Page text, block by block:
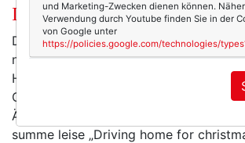
Ich lieb’s, wenn sie nach
Das „Empty Nest“ war für mich nie ein
natürlich freue ich mich, wenn meine
Hause kommen – an Weihnachten
Gerade, während ich diesen Text
Ältester im Flixbux von Wien nach
summe leise „Driving home for
und Marketing-Zwecken dienen können.
Verwendung durch Youtube finden Sie in der
von Google unter
https://policies.google.com/technologies/